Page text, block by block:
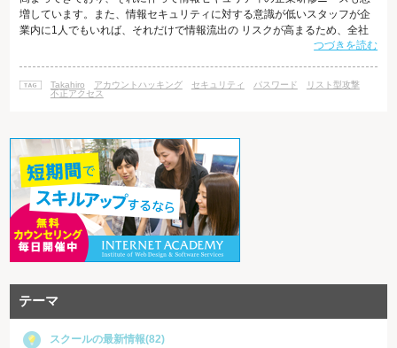
増しています。また、情報セキュリティに対する意識が低いスタッフが企
業内に1人でもいれば、それだけで情報流出の リスクが高まるため、全社
員が情報セキュリティの基本を学ばなければいけない時代になりました。
報サイトは少ないのも事実です。 そのような背景から、ブログを通じて最
近話題になっているサイバー攻撃手法やその対策などのノウハウを 皆様に
つづきを読む
Takahiro アカウントハッキング セキュリティ パスワード
リスト型攻撃
不正アクセス
テーマ
スクールの最新情報(82)